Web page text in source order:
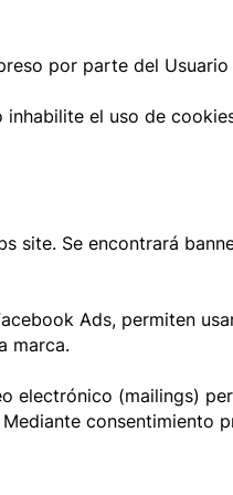
por parte del
el uso de
site. Se encontrará
Ads, permiten
marca.
electrónico (mailings)